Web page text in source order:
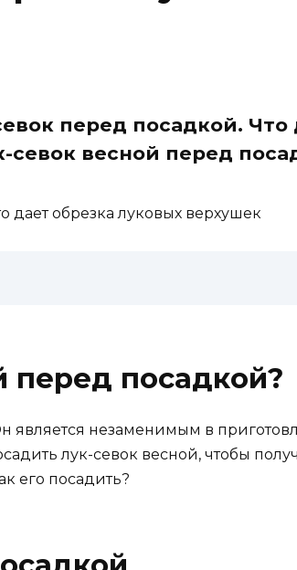
перед посадкой. Что
весной перед
дает обрезка луковых верхушек
перед посадкой?
является незаменимым в
лук-севок весной, чтобы
его посадить?